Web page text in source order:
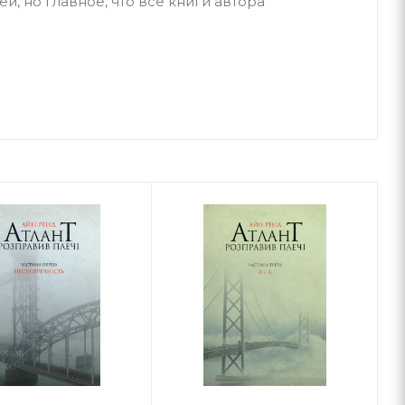
благосостояние, Алиса жила в
в престижной гимназии и мечтала об
возраста она пробовала сочинять
отобрали аптеку, после чего семья
среднюю школу.
снова вернулась в Петербург. Девушка